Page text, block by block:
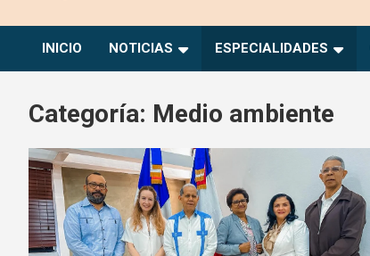
Alerta Metropolitana
INICIO NOTICIAS ESPECIALIDADES
Categoría: Medio ambiente